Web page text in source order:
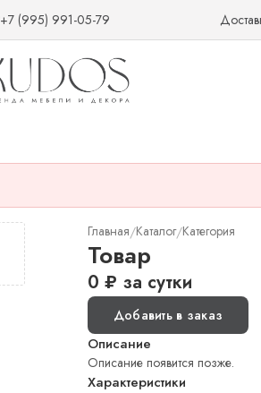
+7 (995) 991-05-79
Главная/Каталог/Категория
Товар
0 ₽ за сутки
Добавить в заказ
Описание
Описание появится позже.
Характеристики